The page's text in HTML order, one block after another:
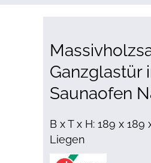
Ganzglastür
Saunaofen
B x T x H: 189 x
Liegen